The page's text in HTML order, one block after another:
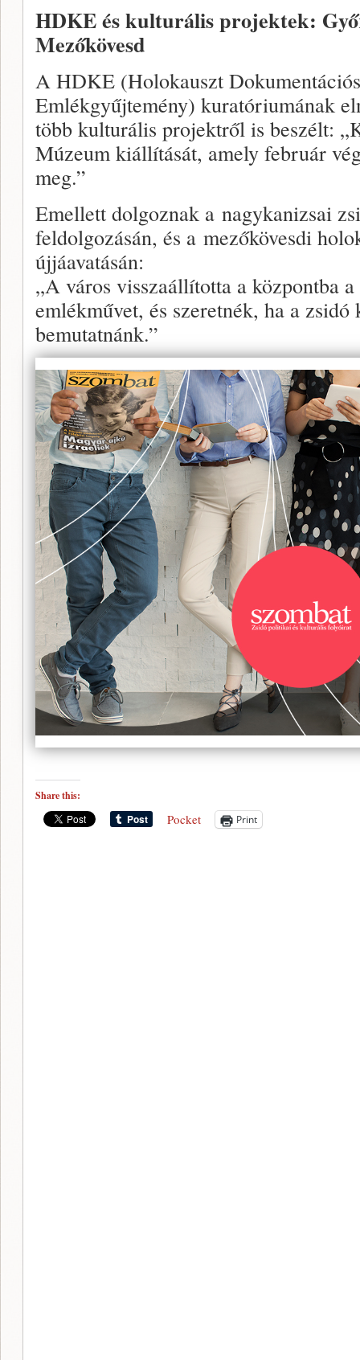
HDKE és kulturális projektek:
Mezőkövesd
A HDKE (Holokauszt
Emlékgyűjtemény) kuratóriumának
több kulturális projektről is beszélt:
Múzeum kiállítását, amely február
meg.”
Emellett dolgoznak a nagykanizsai
feldolgozásán, és a mezőkövesdi
újjáavatásán:
„A város visszaállította a központba
emlékművet, és szeretnék, ha a zsidó
bemutatnánk.”
Share this:
Pocket Print